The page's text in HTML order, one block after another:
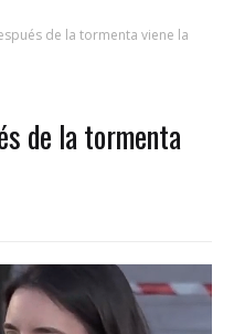
de la tormenta viene la
de la tormenta